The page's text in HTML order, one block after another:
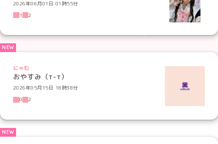
2026年06月01日 01時55分
1
2
にゃむ
おやすみ（т-т）
2026年05月15日 18時38分
0
2